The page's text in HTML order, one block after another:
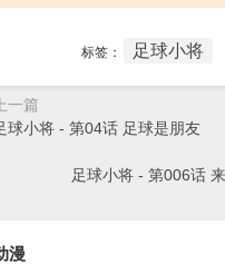
标签： 足球小将
上一篇
球小将 - 第04话 足球是朋友
足球小将 - 第006话
漫